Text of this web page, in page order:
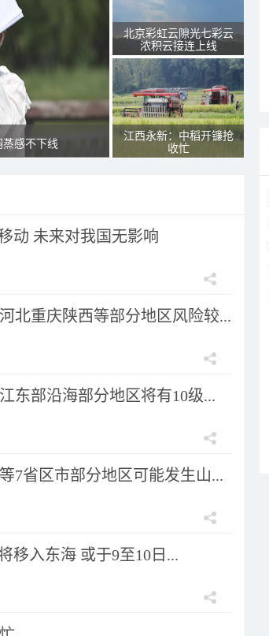
蒸感不下线
北京彩虹云隙光七彩云
浓积云接连上线
江西永新：中稻开镰抢
收忙
动 未来对我国无影响
北重庆陕西等部分地区风险较...
东部沿海部分地区将有10级...
7省区市部分地区可能发生山...
移入东海 或于9至10日...